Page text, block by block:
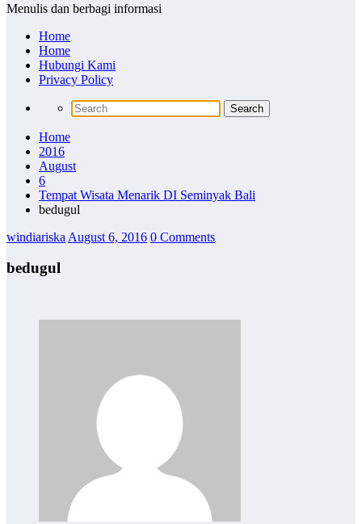
Menulis dan berbagi informasi
Home
Home
Hubungi Kami
Privacy Policy
Home
2016
August
6
Tempat Wisata Menarik DI Seminyak Bali
bedugul
windiariska August 6, 2016 0 Comments
bedugul